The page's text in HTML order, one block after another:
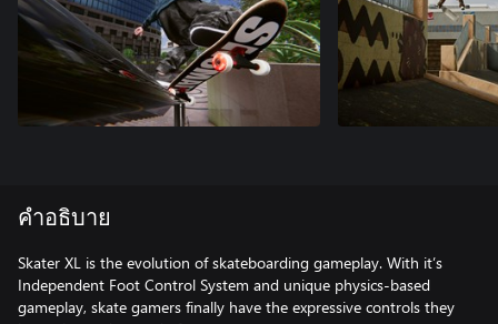
คำอธิบาย
Skater XL is the evolution of skateboarding gameplay. With it’s
Independent Foot Control System and unique physics-based
gameplay, skate gamers finally have the expressive controls they